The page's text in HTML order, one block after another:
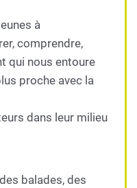
à
comprendre,
qui nous entoure
proche avec la
dans leur milieu
balades, des